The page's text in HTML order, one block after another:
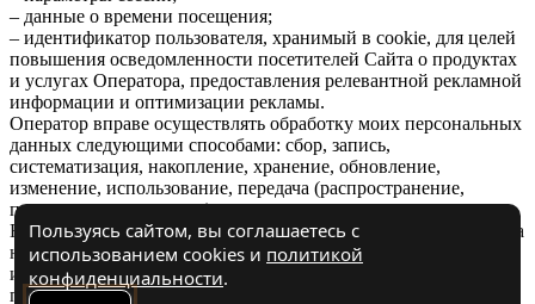
– данные о времени посещения;
– идентификатор пользователя, хранимый в cookie, для целей
повышения осведомленности посетителей Сайта о продуктах
и услугах Оператора, предоставления релевантной рекламной
информации и оптимизации рекламы.
Оператор вправе осуществлять обработку моих персональных
данных следующими способами: сбор, запись,
систематизация, накопление, хранение, обновление,
изменение, использование, передача (распространение,
предоставление, доступ).
Настоящее согласие вступает в силу с момента моего перехода
на Сайт Оператора и действует в течение 3 лет, либо до
истечения указанного срока в случае отзыва субъектом
персональных данных согласия на обработку его
Пользуясь сайтом, вы соглашаетесь с
использованием cookies и политикой
конфиденциальности.